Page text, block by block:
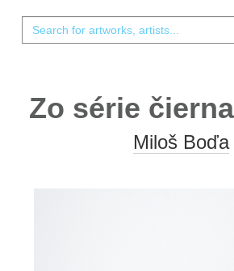
Zo série
Miloš Boďa